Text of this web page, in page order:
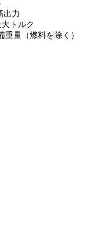
出力
トルク
重量（燃料を除く）